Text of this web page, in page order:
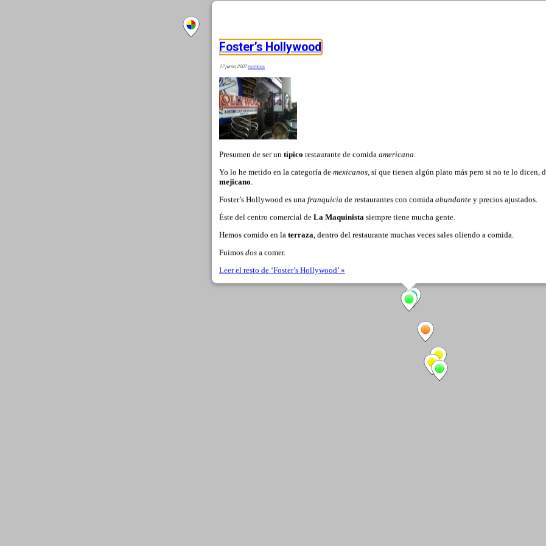
Foster’s Hollywood
17 junio, 2007 exóticos
Presumen de ser un típico restaurante de comida americana.
Yo lo he metido en la categoría de mexicanos, sí que tienen algún plato más pero si no te lo dicen,
mejicano.
Foster’s Hollywood es una franquicia de restaurantes con comida abundante y precios ajustados.
Éste del centro comercial de La Maquinista siempre tiene mucha gente.
Hemos comido en la terraza, dentro del restaurante muchas veces sales oliendo a comida.
Fuimos dos a comer.
Leer el resto de ‘Foster’s Hollywood’ »